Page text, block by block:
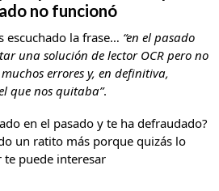
no funcionó
escuchado la frase… “en el pasado
una solución de lector OCR pero no
errores y, en definitiva,
que nos quitaba”.
en el pasado y te ha defraudado?
un ratito más porque quizás lo
puede interesar